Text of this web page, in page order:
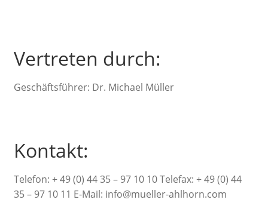
Vertreten durch:
Geschäftsführer: Dr. Michael Müller
Kontakt:
Telefon: + 49 (0) 44 35 – 97 10 10 Telefax: + 49 (0) 44
35 – 97 10 11 E-Mail: info@mueller-ahlhorn.com